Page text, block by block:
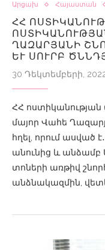
Արցախ Հայաստան
ՀՀ
ՂԱԶԱՐՅԱՆԻ
ԵՒ ՍՈՒՐԲ
30 Դեկտեմբերի,
ՀՀ ոստիկանության
մայոր Վահե
հղել, որում ասված
անունից և անձամբ
տոների առթիվ
անձնակազմին,